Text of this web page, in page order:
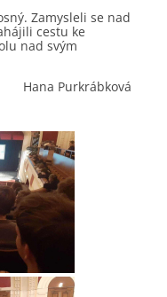
Zamysleli se nad
cestu ke
nad svým
Hana Purkrábková